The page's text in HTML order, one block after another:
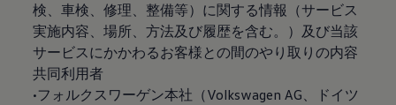
検、車検、修理、整備等）に関する情報（サービス
実施内容、場所、方法及び履歴を含む。）及び当該
サービスにかかわるお客様との間のやり取りの内容
共同利用者
•フォルクスワーゲン本社（Volkswagen AG、ドイツ